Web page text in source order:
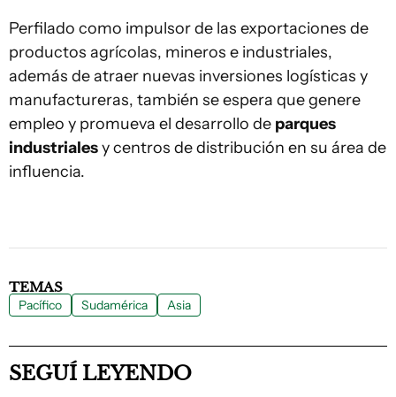
Perfilado como impulsor de las exportaciones de
productos agrícolas, mineros e industriales,
además de atraer nuevas inversiones logísticas y
manufactureras, también se espera que genere
empleo y promueva el desarrollo de parques
industrialesy centros de distribución en su área de
influencia.
TEMAS
Pacífico Sudamérica Asia
SEGUÍ LEYENDO